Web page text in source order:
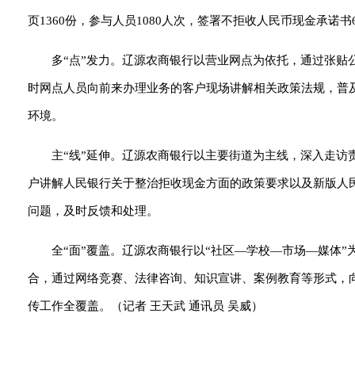
页1360份，参与人员1080人次，签署不拒收人民币现金承诺
多“点”发力。辽源农商银行以营业网点为依托，通过张
时网点人员向前来办理业务的客户现场讲解相关政策法规，
环境。
主“线”延伸。辽源农商银行以主要街道为主线，深入走
户讲解人民银行关于整治拒收现金方面的政策要求以及新版
问题，及时反馈和处理。
全“面”覆盖。辽源农商银行以“社区—学校—市场—媒体”
合，通过网络竞赛、法律咨询、知识宣讲、案例教育等形式
传工作全覆盖。（记者 王天武 通讯员 吴威）